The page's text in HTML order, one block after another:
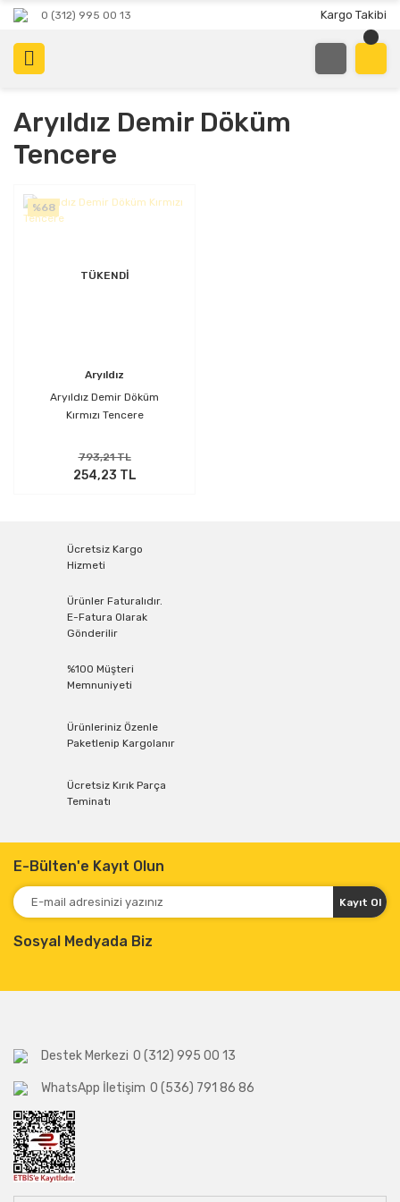
0 (312) 995 00 13 Kargo Takibi
Aryıldız Demir Döküm
Tencere
%68
TÜKENDİ
Aryıldız
Aryıldız Demir Döküm
Kırmızı Tencere
793,21 TL
254,23 TL
Ücretsiz Kargo
Hizmeti
Ürünler Faturalıdır.
E-Fatura Olarak
Gönderilir
%100 Müşteri
Memnuniyeti
Ürünleriniz Özenle
Paketlenip Kargolanır
Ücretsiz Kırık Parça
Teminatı
E-Bülten'e Kayıt Olun
Kayıt Ol
Sosyal Medyada Biz
Destek Merkezi 0 (312) 995 00 13
WhatsApp İletişim 0 (536) 791 86 86